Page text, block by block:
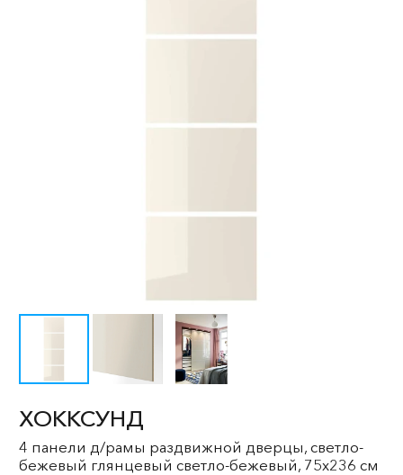
ХОККСУНД
4 панели д/рамы раздвижной дверцы, светло-
бежевый глянцевый светло-бежевый, 75x236 см